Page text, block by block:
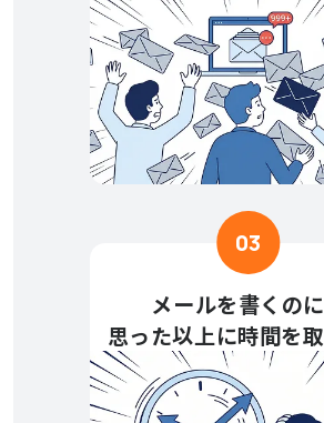
03
メールを書くのに
思った以上に時間を